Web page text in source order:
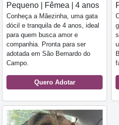
Pequeno | Fêmea | 4 anos
Conheça a Mãezinha, uma gata
dócil e tranquila de 4 anos, ideal
para quem busca amor e
companhia. Pronta para ser
adotada em São Bernardo do
Campo.
Quero Adotar